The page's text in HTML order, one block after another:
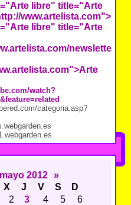
libre" title="Arte
www.artelista.com">
libre" title="Arte
newsletter/
watch?
categoria.asp?
mayo 2012 »
X J V S
D
2 3 4 5
6